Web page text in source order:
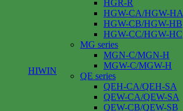
HIWIN
HGR-R
HGW-CA/HGW-HA
HGW-CB/HGW-HB
HGW-CC/HGW-HC
MG series
MGN-C/MGN-H
MGW-C/MGW-H
QE series
QEH-CA/QEH-SA
QEW-CA/QEW-SA
QEW-CB/QEW-SB